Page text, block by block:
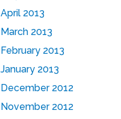
April 2013
March 2013
February 2013
January 2013
December 2012
November 2012